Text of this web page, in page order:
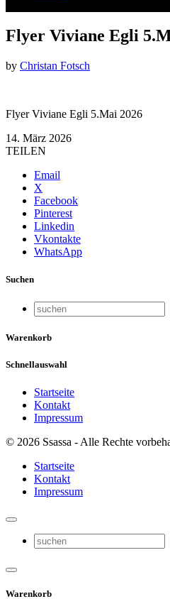
Flyer Viviane Egli
by Christan Fotsch
Flyer Viviane Egli 5.Mai 2026
14. März 2026
TEILEN
Email
X
Facebook
Pinterest
Linkedin
Vkontakte
WhatsApp
Suchen
Warenkorb
Schnellauswahl
Startseite
Kontakt
Impressum
© 2026 Ssassa - Alle Rechte
Startseite
Kontakt
Impressum
Warenkorb